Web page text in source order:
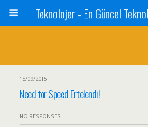
15/09/2015
Need for Speed Ertelendi!
NO RESPONSES